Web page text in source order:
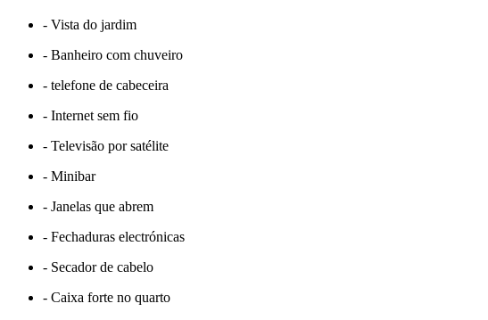
- Vista do jardim
- Banheiro com chuveiro
- telefone de cabeceira
- Internet sem fio
- Televisão por satélite
- Minibar
- Janelas que abrem
- Fechaduras electrónicas
- Secador de cabelo
- Caixa forte no quarto